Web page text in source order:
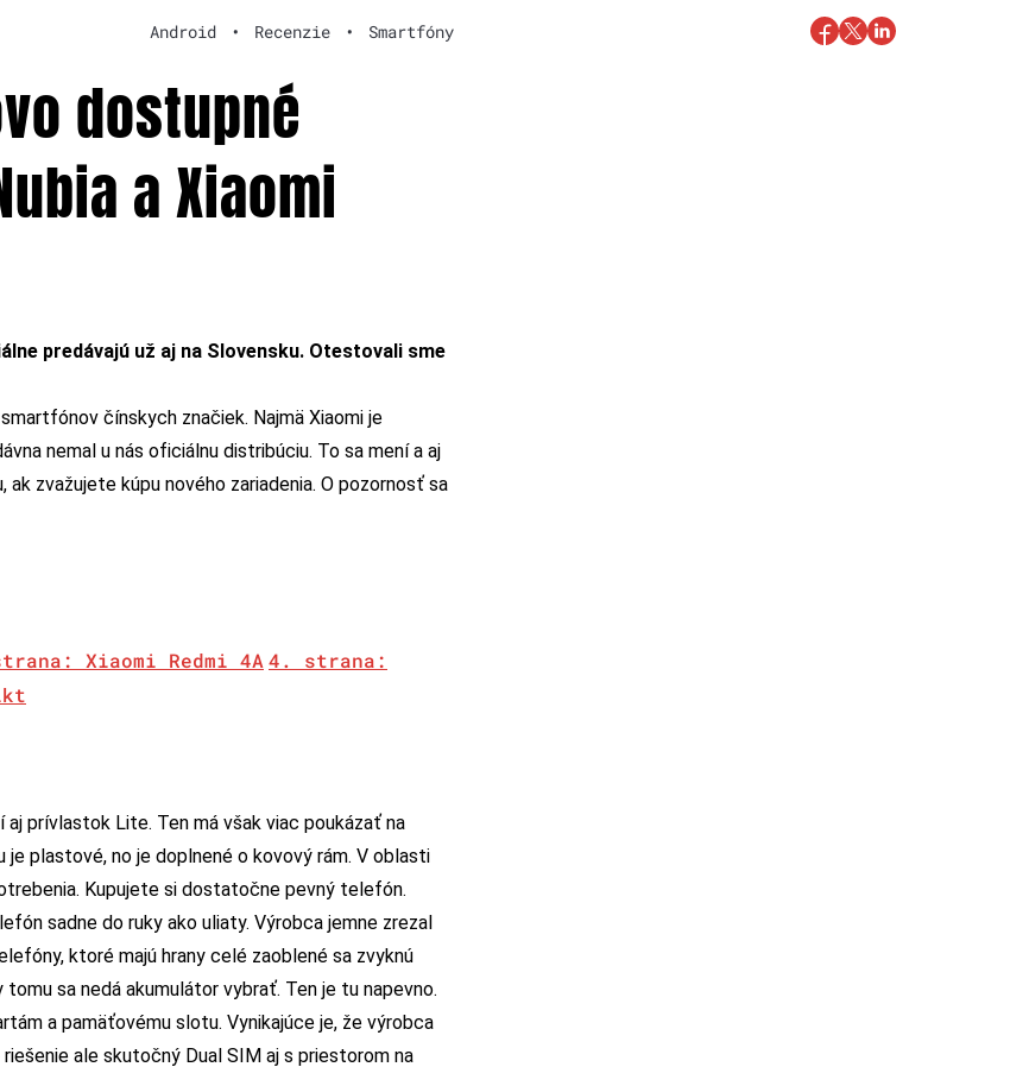
Android • Recenzie • Smartfóny
dostupné
a Xiaomi
predávajú už aj na Slovensku. Otestovali sme
čínskych značiek. Najmä Xiaomi je
nemal u nás oficiálnu distribúciu. To sa mení a aj
zvažujete kúpu nového zariadenia. O pozornosť sa
Xiaomi Redmi 4A 4. strana:
prívlastok Lite. Ten má však viac poukázať na
plastové, no je doplnené o kovový rám. V oblasti
Kupujete si dostatočne pevný telefón.
sadne do ruky ako uliaty. Výrobca jemne zrezal
ktoré majú hrany celé zaoblené sa zvyknú
sa nedá akumulátor vybrať. Ten je tu napevno.
a pamäťovému slotu. Vynikajúce je, že výrobca
ale skutočný Dual SIM aj s priestorom na